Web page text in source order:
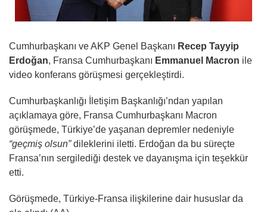
Cumhurbaşkanı ve AKP Genel Başkanı Recep Tayyip
Erdoğan, Fransa Cumhurbaşkanı Emmanuel Macron ile
video konferans görüşmesi gerçekleştirdi.
Cumhurbaşkanlığı İletişim Başkanlığı’ndan yapılan
açıklamaya göre, Fransa Cumhurbaşkanı Macron
görüşmede, Türkiye’de yaşanan depremler nedeniyle
“geçmiş olsun”dileklerini iletti. Erdoğan da bu süreçte
Fransa’nın sergilediği destek ve dayanışma için teşekkür
etti.
Görüşmede, Türkiye-Fransa ilişkilerine dair hususlar da